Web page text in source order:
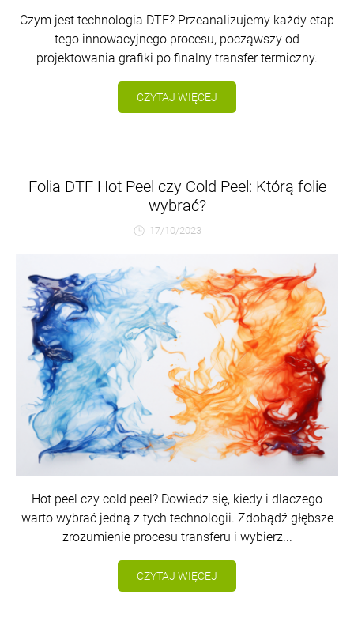
Czym jest technologia DTF? Przeanalizujemy każdy etap
tego innowacyjnego procesu, począwszy od
projektowania grafiki po finalny transfer termiczny.
CZYTAJ WIĘCEJ
Folia DTF Hot Peel czy Cold Peel: Którą folie
wybrać?
17/10/2023
Hot peel czy cold peel? Dowiedz się, kiedy i dlaczego
warto wybrać jedną z tych technologii. Zdobądź głębsze
zrozumienie procesu transferu i wybierz...
CZYTAJ WIĘCEJ